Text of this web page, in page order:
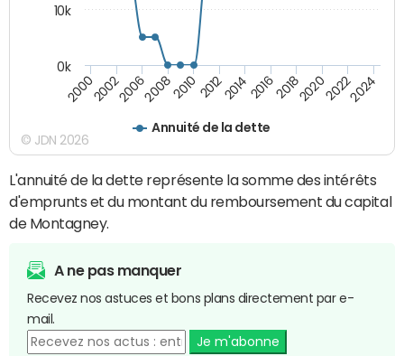
Annuité de la dette
20002002200620082010 2012201420162018202020222024
0k
10k
© JDN 2026
L'annuité de la dette représente la somme des intérêts
d'emprunts et du montant du remboursement du capital
de Montagney.
A ne pas manquer
Recevez nos astuces et bons plans directement par e-
mail.
Je m'abonne